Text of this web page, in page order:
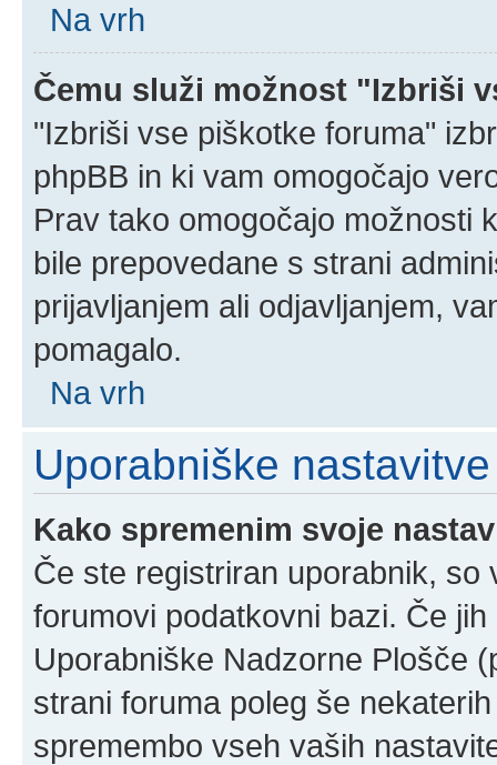
Na vrh
Čemu služi možnost "Izbriši
"Izbriši vse piškotke foruma"
phpBB in ki vam omogočajo
Prav tako omogočajo možnosti
bile prepovedane s strani
prijavljanjem ali odjavljanjem,
pomagalo.
Na vrh
Uporabniške nastavitve
Kako spremenim svoje
Če ste registriran uporabnik,
forumovi podatkovni bazi. Če
Uporabniške Nadzorne Plošče
strani foruma poleg še
spremembo vseh vaših